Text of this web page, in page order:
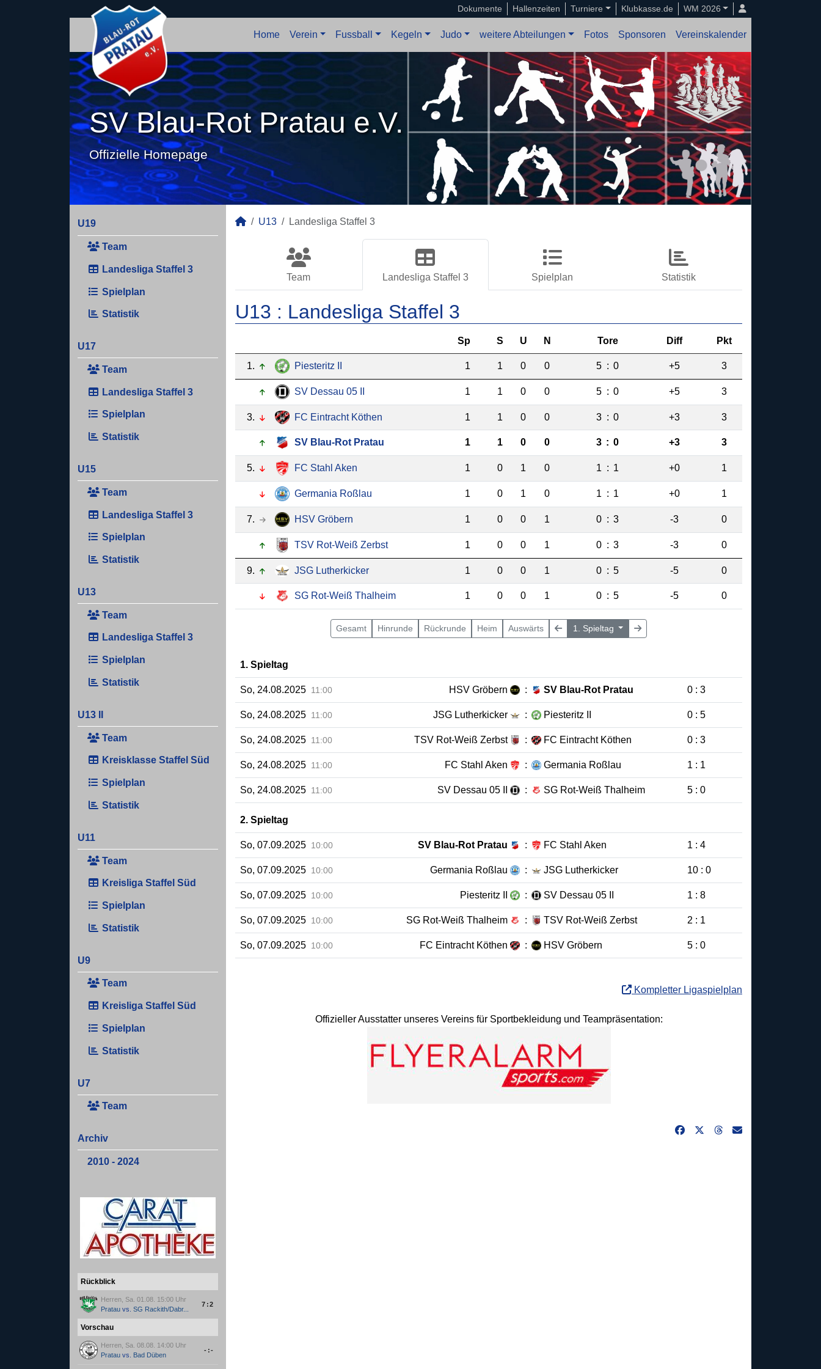
Dokumente Hallenzeiten Turniere Klubkasse.de WM 2026
Home Verein Fussball Kegeln Judo weitere Abteilungen Fotos Sponsoren Vereinskalender
SV Blau-Rot Pratau e.V.
Offizielle Homepage
U19
Team
Landesliga Staffel 3
Spielplan
Statistik
U17
Team
Landesliga Staffel 3
Spielplan
Statistik
U15
Team
Landesliga Staffel 3
Spielplan
Statistik
U13
Team
Landesliga Staffel 3
Spielplan
Statistik
U13 II
Team
Kreisklasse Staffel Süd
Spielplan
Statistik
U11
Team
Kreisliga Staffel Süd
Spielplan
Statistik
U9
Team
Kreisliga Staffel Süd
Spielplan
Statistik
U7
Team
Archiv
2010 - 2024
Rückblick
Herren, Sa. 01.08. 15:00 Uhr
Pratauvs. SG Rackith/Dabr...
7:2
Vorschau
Herren, Sa. 08.08. 14:00 Uhr
Pratauvs. Bad Düben
-:-
U13 Landesliga Staffel 3
Team Landesliga Staffel 3 Spielplan Statistik
U13 : Landesliga Staffel 3
Sp S U N Tore Diff Pkt
1. Piesteritz II 1 1 0 0 5 : 0 +5 3
SV Dessau 05 II 1 1 0 0 5 : 0 +5 3
3. FC Eintracht Köthen 1 1 0 0 3 : 0 +3 3
SV Blau-Rot Pratau 1 1 0 0 3 : 0 +3 3
5. FC Stahl Aken 1 0 1 0 1 : 1 +0 1
Germania Roßlau 1 0 1 0 1 : 1 +0 1
7. HSV Gröbern 1 0 0 1 0 : 3 -3 0
TSV Rot-Weiß Zerbst 1 0 0 1 0 : 3 -3 0
9. JSG Lutherkicker 1 0 0 1 0 : 5 -5 0
SG Rot-Weiß Thalheim 1 0 0 1 0 : 5 -5 0
Gesamt Hinrunde Rückrunde Heim Auswärts 1. Spieltag
1. Spieltag
So, 24.08.2025 11:00 HSV Gröbern : SV Blau-Rot Pratau 0 : 3
So, 24.08.2025 11:00 JSG Lutherkicker : Piesteritz II 0 : 5
So, 24.08.2025 11:00 TSV Rot-Weiß Zerbst : FC Eintracht Köthen 0 : 3
So, 24.08.2025 11:00 FC Stahl Aken : Germania Roßlau 1 : 1
So, 24.08.2025 11:00 SV Dessau 05 II : SG Rot-Weiß Thalheim 5 : 0
2. Spieltag
So, 07.09.2025 10:00 SV Blau-Rot Pratau : FC Stahl Aken 1 : 4
So, 07.09.2025 10:00 Germania Roßlau : JSG Lutherkicker 10 : 0
So, 07.09.2025 10:00 Piesteritz II : SV Dessau 05 II 1 : 8
So, 07.09.2025 10:00 SG Rot-Weiß Thalheim : TSV Rot-Weiß Zerbst 2 : 1
So, 07.09.2025 10:00 FC Eintracht Köthen : HSV Gröbern 5 : 0
Kompletter Ligaspielplan
Offizieller Ausstatter unseres Vereins für Sportbekleidung und Teampräsentation: